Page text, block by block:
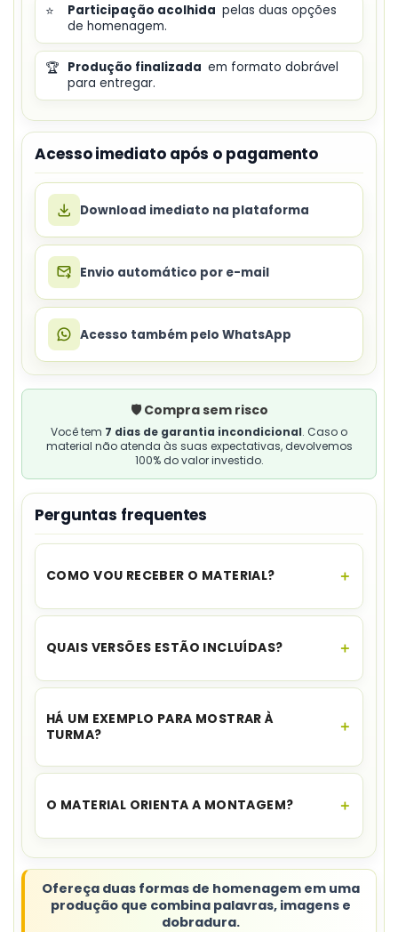
⭐ Participação acolhida pelas duas opções
de homenagem.
🏆 Produção finalizada em formato dobrável
para entregar.
Acesso imediato após o pagamento
Download imediato na plataforma
Envio automático por e-mail
Acesso também pelo WhatsApp
🛡️ Compra sem risco
Você tem 7 dias de garantia incondicional. Caso o
material não atenda às suas expectativas, devolvemos
100% do valor investido.
Perguntas frequentes
COMO VOU RECEBER O MATERIAL?
O acesso é instantâneo.Assim que o
para download no seu e-mail e no WhatsApp,
QUAIS VERSÕES ESTÃO INCLUÍDAS?
O material apresenta as versões“Minha mãe” e
HÁ UM EXEMPLO PARA MOSTRAR À
TURMA?
Sim. Você recebe ummodelo preenchidopara
O MATERIAL ORIENTA A MONTAGEM?
montagem e sugestões de aplicação.
Ofereça duas formas de homenagem em uma
produção que combina palavras, imagens e
dobradura.